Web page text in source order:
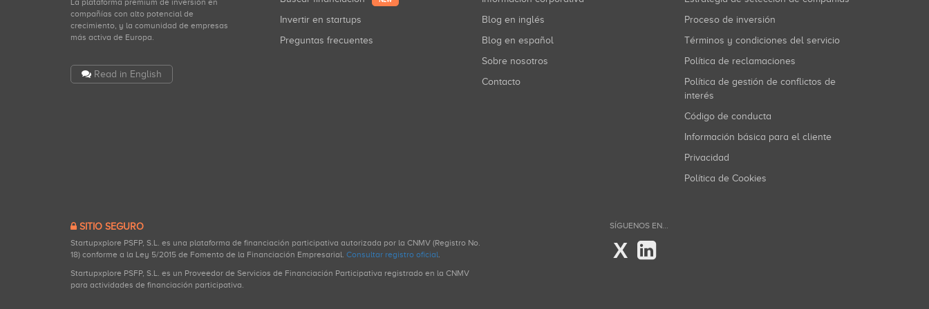
La plataforma premium de inversión en
compañías con alto potencial de
crecimiento, y la comunidad de empresas
más activa de Europa.
Read in English
Invertir en startups
Preguntas frecuentes
Blog en inglés
Blog en español
Sobre nosotros
Contacto
Proceso de inversión
Términos y condiciones del servicio
Política de reclamaciones
Política de gestión de conflictos de
interés
Código de conducta
Información básica para el cliente
Privacidad
Política de Cookies
SITIO SEGURO
Startupxplore PSFP, S.L. es una plataforma de financiación participativa autorizada por la CNMV (Registro No.
18) conforme a la Ley 5/2015 de Fomento de la Financiación Empresarial. Consultar registro oficial.
Startupxplore PSFP, S.L. es un Proveedor de Servicios de Financiación Participativa registrado en la CNMV
para actividades de financiación participativa.
SÍGUENOS EN...
X